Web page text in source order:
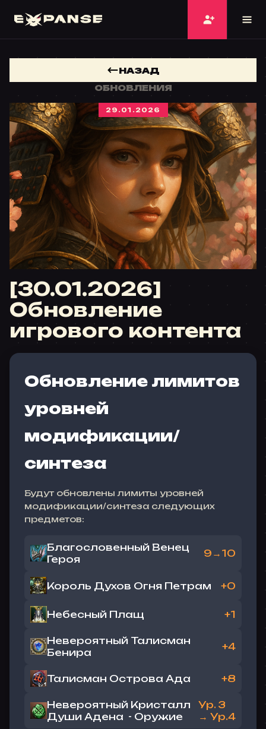
НАЗАД
ОБНОВЛЕНИЯ
29.01.2026
[30.01.2026]
Обновление
игрового контента
Обновление лимитов
уровней
модификации/
синтеза
Будут обновлены лимиты уровней
модификации/синтеза следующих
предметов:
Благословенный Венец
Героя
9→10
Король Духов Огня Петрам +0
Небесный Плащ +1
Невероятный Талисман
Бенира
+4
Талисман Острова Ада +8
Невероятный Кристалл
Души Адена - Оружие
Ур. 3
→ Ур.4